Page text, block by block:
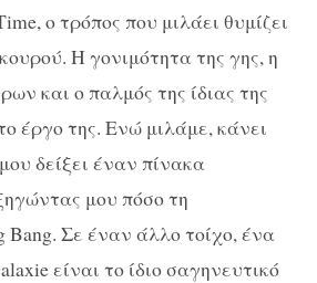
, ο τρόπος που μιλάει θυμίζει
Η γονιμότητα της γης, η
και ο παλμός της ίδιας της
έργο της. Ενώ μιλάμε, κάνει
δείξει έναν πίνακα
μου πόσο τη
Bang. Σε έναν άλλο τοίχο, ένα
είναι το ίδιο σαγηνευτικό